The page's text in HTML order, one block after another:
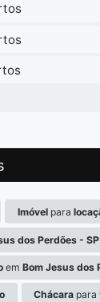
Imóvelpara
dos Perdões - SP
emBom Jesus dos
Chácarapara